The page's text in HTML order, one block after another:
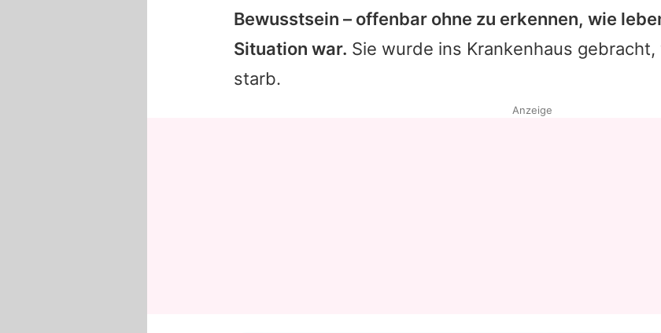
Bewusstsein – offenbar ohne zu erkennen, wie
Situation war. Sie wurde ins Krankenhaus
starb.
Anzeige